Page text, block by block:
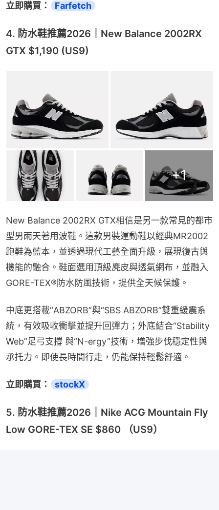
立即購買： Farfetch
4. 防水鞋推薦2026｜New Balance 2002RX
GTX $1,190 (US9)
+1
New Balance 2002RX GTX相信是另一款常見的都市
型男雨天著用波鞋。這款男裝運動鞋以經典MR2002
跑鞋為藍本，並透過現代工藝全面升級，展現復古與
機能的融合。鞋面選用頂級麂皮與透氣網布，並融入
GORE-TEX®防水防風技術，提供全天候保護。
中底更搭載“ABZORB”與“SBS ABZORB”雙重緩震系
統，有效吸收衝擊並提升回彈力；外底結合“Stability
Web”足弓支撐 與“N-ergy”技術，增強步伐穩定性與
承托力。即使長時間行走，仍能保持輕鬆舒適。
立即購買： stockX
5. 防水鞋推薦2026｜Nike ACG Mountain Fly
Low GORE-TEX SE $860 （US9）